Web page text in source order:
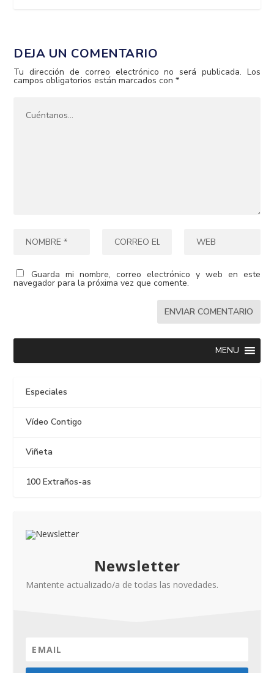
DEJA UN COMENTARIO
Tu dirección de correo electrónico no será publicada. Los
campos obligatorios están marcados con*
Guarda mi nombre, correo electrónico y web en este
navegador para la próxima vez que comente.
MENU
Especiales
Vídeo Contigo
Viñeta
100 Extraños-as
Newsletter
Mantente actualizado/a de todas las novedades.